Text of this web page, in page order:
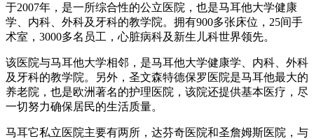
于2007年，是一所综合性的公立医院，也是马耳他大学健康
学、内科、外科及牙科的教学院。拥有900多张床位，25间手
术室，3000多名员工，心脏病科及新生儿科世界领先。
该医院与马耳他大学相邻，是马耳他大学健康学、内科、外科
及牙科的教学院。另外，圣文森特德保罗医院是马耳他最大的
养老院，也是欧洲著名的护理医院，该院还提供基本医疗，尽
一切努力确保居民的生活质量。
马耳它私立医院主要有两所，达芬奇医院和圣詹姆斯医院，与